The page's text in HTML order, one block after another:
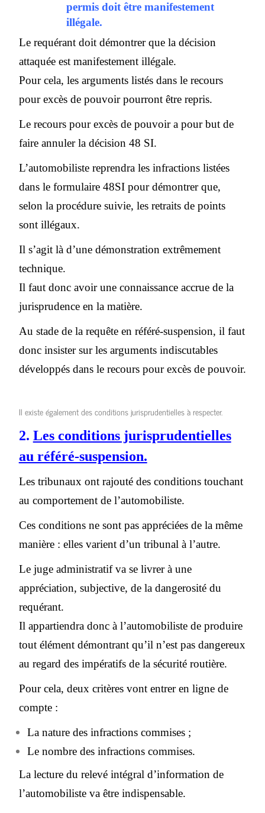
permis doit être manifestement
illégale.
Le requérant doit démontrer que la décision
attaquée est manifestement illégale.
Pour cela, les arguments listés dans le recours
pour excès de pouvoir pourront être repris.
Le recours pour excès de pouvoir a pour but de
faire annuler la décision 48 SI.
L’automobiliste reprendra les infractions listées
dans le formulaire 48SI pour démontrer que,
selon la procédure suivie, les retraits de points
sont illégaux.
Il s’agit là d’une démonstration extrêmement
technique.
Il faut donc avoir une connaissance accrue de la
jurisprudence en la matière.
Au stade de la requête en référé-suspension, il faut
donc insister sur les arguments indiscutables
développés dans le recours pour excès de pouvoir.
Il existe également des conditions jurisprudentielles à respecter.
2. Les conditions jurisprudentielles
au référé-suspension.
Les tribunaux ont rajouté des conditions touchant
au comportement de l’automobiliste.
Ces conditions ne sont pas appréciées de la même
manière : elles varient d’un tribunal à l’autre.
Le juge administratif va se livrer à une
appréciation, subjective, de la dangerosité du
requérant.
Il appartiendra donc à l’automobiliste de produire
tout élément démontrant qu’il n’est pas dangereux
au regard des impératifs de la sécurité routière.
Pour cela, deux critères vont entrer en ligne de
compte :
La nature des infractions commises ;
Le nombre des infractions commises.
La lecture du relevé intégral d’information de
l’automobiliste va être indispensable.